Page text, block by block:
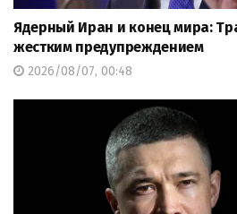
Ядерный Иран и конец мира:
жестким предупреждением
2026/08/07, 00:48